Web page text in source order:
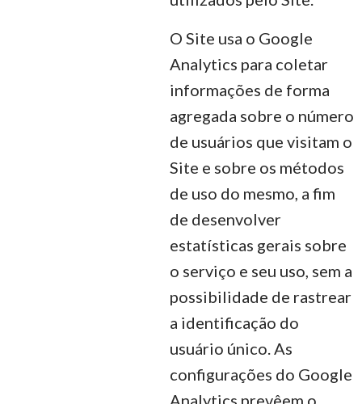
O Site usa o Google
Analytics para coletar
informações de forma
agregada sobre o número
de usuários que visitam o
Site e sobre os métodos
de uso do mesmo, a fim
de desenvolver
estatísticas gerais sobre
o serviço e seu uso, sem a
possibilidade de rastrear
a identificação do
usuário único. As
configurações do Google